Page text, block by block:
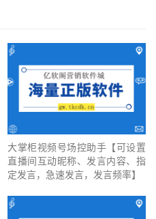
大掌柜视频号场控助手【可设置
直播间互动昵称、发言内容、指
定发言，急速发言，发言频率】